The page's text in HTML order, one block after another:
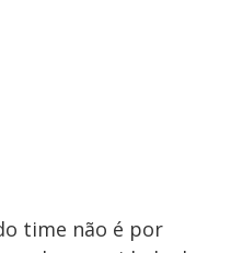
time não é por